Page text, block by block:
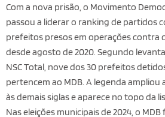
Com a nova prisão, o Movimento
passou a liderar o ranking de partidos
prefeitos presos em operações contra
desde agosto de 2020. Segundo
NSC Total, nove dos 30 prefeitos
pertencem ao MDB. A legenda ampliou
às demais siglas e aparece no topo da
Nas eleições municipais de 2024, o